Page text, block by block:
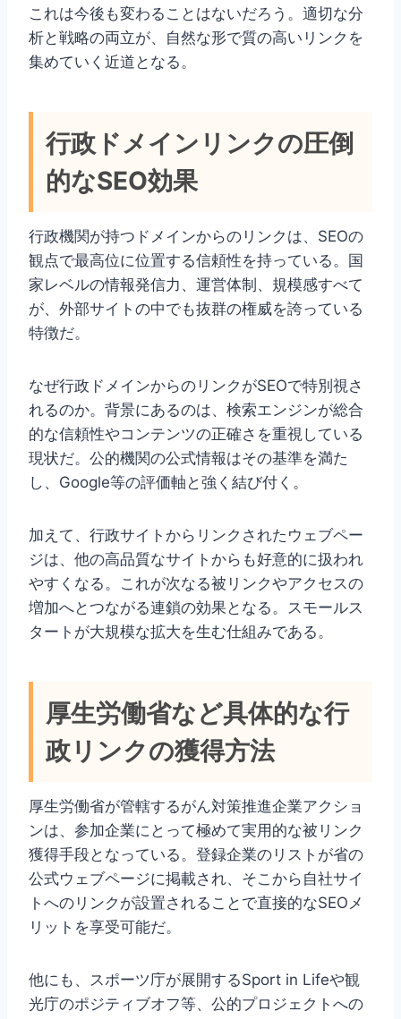
これは今後も変わることはないだろう。適切な分
析と戦略の両立が、自然な形で質の高いリンクを
集めていく近道となる。
行政ドメインリンクの圧倒
的なSEO効果
行政機関が持つドメインからのリンクは、SEOの
観点で最高位に位置する信頼性を持っている。国
家レベルの情報発信力、運営体制、規模感すべて
が、外部サイトの中でも抜群の権威を誇っている
特徴だ。
なぜ行政ドメインからのリンクがSEOで特別視さ
れるのか。背景にあるのは、検索エンジンが総合
的な信頼性やコンテンツの正確さを重視している
現状だ。公的機関の公式情報はその基準を満た
し、Google等の評価軸と強く結び付く。
加えて、行政サイトからリンクされたウェブペー
ジは、他の高品質なサイトからも好意的に扱われ
やすくなる。これが次なる被リンクやアクセスの
増加へとつながる連鎖の効果となる。スモールス
タートが大規模な拡大を生む仕組みである。
厚生労働省など具体的な行
政リンクの獲得方法
厚生労働省が管轄するがん対策推進企業アクショ
ンは、参加企業にとって極めて実用的な被リンク
獲得手段となっている。登録企業のリストが省の
公式ウェブページに掲載され、そこから自社サイ
トへのリンクが設置されることで直接的なSEOメ
リットを享受可能だ。
他にも、スポーツ庁が展開するSport in Lifeや観
光庁のポジティブオフ等、公的プロジェクトへの